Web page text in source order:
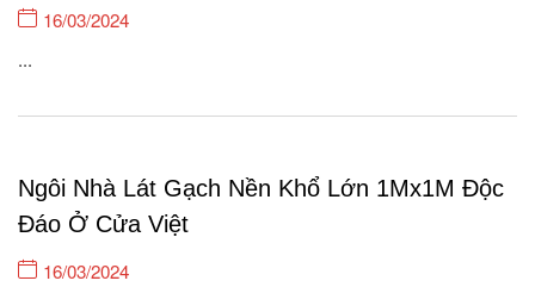
16/03/2024
...
Ngôi Nhà Lát Gạch Nền Khổ Lớn 1Mx1M Độc
Đáo Ở Cửa Việt
16/03/2024